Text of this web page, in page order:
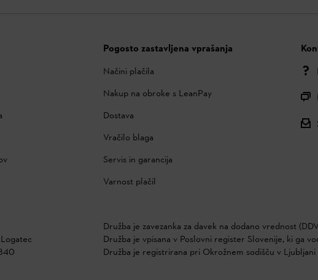
Pogosto zastavljena vprašanja
Načini plačila
Nakup na obroke s LeanPay
Dostava
Vračilo blaga
Servis in garancija
Varnost plačil
Družba je zavezanka za davek na dodano vrednost
Družba je vpisana v Poslovni register Slovenije, ki ga
Družba je registrirana pri Okrožnem sodišču v